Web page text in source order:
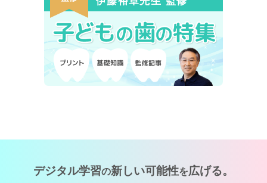
デジタル学習の新しい可能性を広げる。